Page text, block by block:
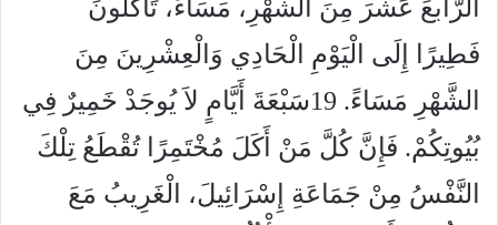
الرَّابعَ عَشَرَ مِنَ الشَّهْرِ، مَسَاءً، تَأْكُلُونَ
فَطِيرًا إِلَى الْيَوْمِ الْحَادِي وَالْعِشْرِينَ مِنَ
الشَّهْرِ مَسَاءً. 19سَبْعَةَ أَيَّامٍ لاَ يُوجَدْ خَمِيرٌ فِي
بُيُوتِكُمْ. فَإِنَّ كُلَّ مَنْ أَكَلَ مُخْتَمِرًا تُقْطَعُ تِلْكَ
النَّفْسُ مِنْ جَمَاعَةِ إِسْرَائِيلَ، الْغَرِيبُ مَعَ